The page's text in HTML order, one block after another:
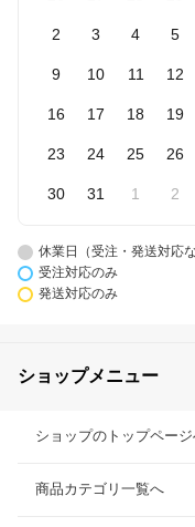
2 3 4 5
9 10 11 12
16 17 18 19
23 24 25 26
30 31 1 2
休業日（受注・発送対応な
受注対応のみ
発送対応のみ
ショップメニュー
ショップのトップペー
商品カテゴリ一覧へ